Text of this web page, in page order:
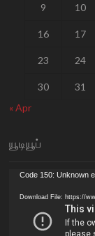
9 10
16 17
23 24
30
31
« Apr
யூடியூப்
Video
Code 150: Unknown
Download File: https://